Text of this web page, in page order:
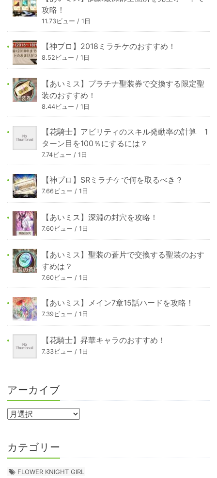
攻略！
11.73ビュー / 1日
【神プロ】2018ミラチケのおすすめ！
8.52ビュー / 1日
【あいミス】プラチナ聖装券で交換する限定聖
装のおすすめ！
8.44ビュー / 1日
【花騎士】アビリティのスキル発動率の計算 1
ターン目を100％にするには？
7.74ビュー / 1日
【神プロ】SRミラチケで何を取るべき？
7.66ビュー / 1日
【あいミス】深淵の封穴を攻略！
7.60ビュー / 1日
【あいミス】聖装の蒼片で交換する聖装のおす
すめは？
7.60ビュー / 1日
【あいミス】メイン7章15話ハードを攻略！
7.39ビュー / 1日
【花騎士】昇華キャラのおすすめ！
7.33ビュー / 1日
アーカイブ
カテゴリー
FLOWER KNIGHT GIRL